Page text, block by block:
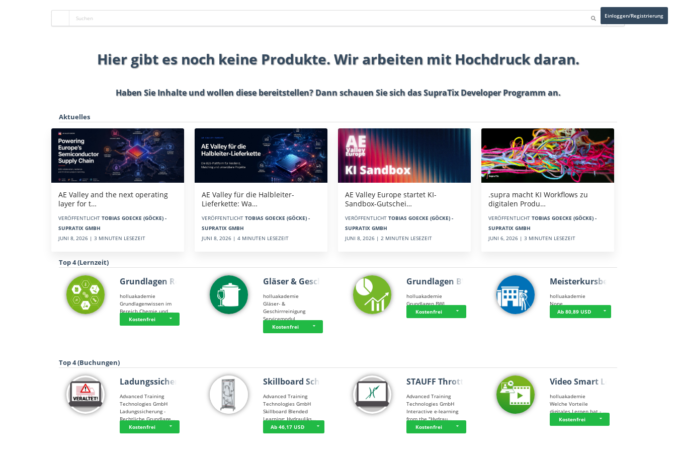
Einloggen/Registrierung
Hier gibt es noch keine Produkte. Wir arbeiten mit Hochdruck daran.
Haben Sie Inhalte und wollen diese bereitstellen? Dann schauen Sie sich dasSupraTix Developer Programman.
Aktuelles
AE Valley and the next operating
layer for t…
VERÖFFENTLICHT TOBIAS GOECKE (GÖCKE) -
SUPRATIX GMBH
JUNI 8, 2026 | 3 MINUTEN LESEZEIT
AE Valley für die Halbleiter-
Lieferkette: Wa…
VERÖFFENTLICHT TOBIAS GOECKE (GÖCKE) -
SUPRATIX GMBH
JUNI 8, 2026 | 4 MINUTEN LESEZEIT
AE Valley Europe startet KI-
Sandbox-Gutschei…
VERÖFFENTLICHT TOBIAS GOECKE (GÖCKE) -
SUPRATIX GMBH
JUNI 8, 2026 | 2 MINUTEN LESEZEIT
.supra macht KI Workflows zu
digitalen Produ…
VERÖFFENTLICHT TOBIAS GOECKE (GÖCKE) -
SUPRATIX GMBH
JUNI 6, 2026 | 3 MINUTEN LESEZEIT
Top 4 (Lernzeit)
Grundlagen Rein…
holluakademie
Grundlagenwissen im
Bereich Chemie und …
Kostenfrei
Gläser & Geschi…
holluakademie
Gläser- &
Geschirrreinigung
Servicemodul
Kostenfrei
Grundlagen BWL
holluakademie
Grundlagen BWL
Kostenfrei
Meisterkursbegl…
holluakademie
None
Ab 80,89 USD
Top 4 (Buchungen)
Ladungssicherung
Advanced Training
Technologies GmbH
Ladungssicherung -
Rechtliche Grundlage…
Kostenfrei
Skillboard Schl…
Advanced Training
Technologies GmbH
Skillboard Blended
Learning: Hydrauliks…
Ab 46,17 USD
STAUFF Throttle…
Advanced Training
Technologies GmbH
Interactive e-learning
from the "Hydrau…
Kostenfrei
Video Smart Lea…
holluakademie
Welche Vorteile
digitales Lernen hat - …
Kostenfrei